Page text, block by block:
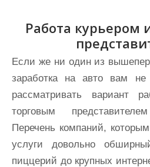
Работа курьером
Если же ни один из
заработка на авто вам
рассматривать вариант
торговым
Перечень компаний,
услуги довольно
пиццерий до крупных